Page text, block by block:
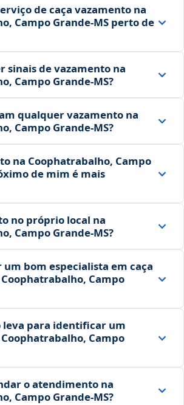
de caça vazamento na
Campo Grande‑MS perto de
sinais de vazamento na
Campo Grande‑MS?
qualquer vazamento na
Campo Grande‑MS?
na Coophatrabalho, Campo
de mim é mais
no próprio local na
Campo Grande‑MS?
um bom especialista em caça
Campo
leva para identificar um
Campo
o atendimento na
Campo Grande‑MS?